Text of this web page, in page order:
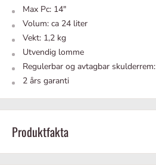
Max Pc: 14"
Volum: ca 24 liter
Vekt: 1,2 kg
Utvendig lomme
Regulerbar og avtagbar skulderrem:
2 års garanti
Produktfakta